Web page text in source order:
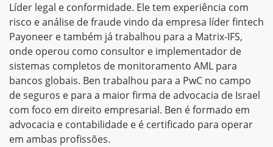
Líder legal e conformidade. Ele tem experiência com
risco e análise de fraude vindo da empresa líder fintech
Payoneer e também já trabalhou para a Matrix-IFS,
onde operou como consultor e implementador de
sistemas completos de monitoramento AML para
bancos globais. Ben trabalhou para a PwC no campo
de seguros e para a maior firma de advocacia de Israel
com foco em direito empresarial. Ben é formado em
advocacia e contabilidade e é certificado para operar
em ambas profissões.